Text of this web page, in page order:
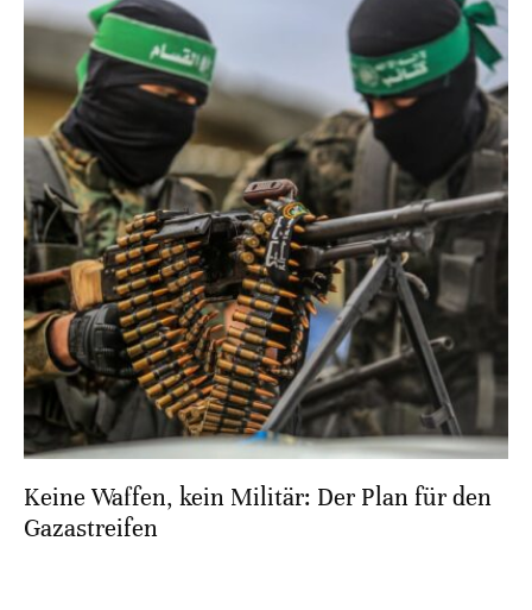
Keine Waffen, kein Militär: Der Plan für den
Gazastreifen